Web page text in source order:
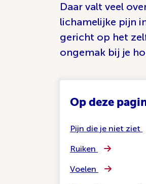
Daar valt veel
lichamelijke pijn
gericht op het
ongemak bij je
Op deze
Pijn die je niet ziet
Ruiken
Voelen